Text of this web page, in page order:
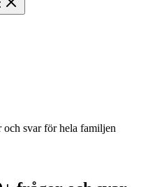
svar för hela familjen